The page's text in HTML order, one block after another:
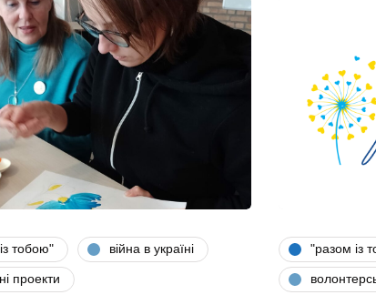
тобою" війна в україні
проекти
"разом iз